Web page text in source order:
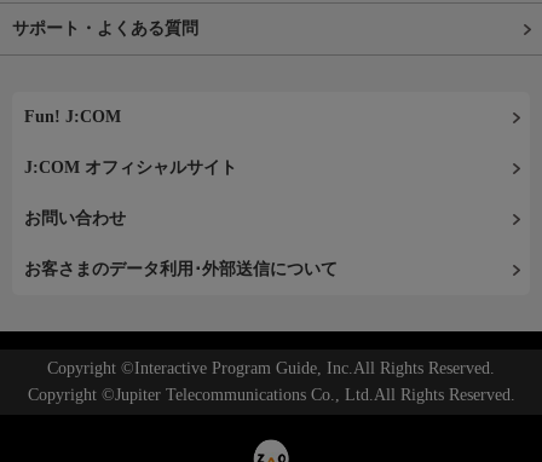
サポート・よくある質問
Fun! J:COM
J:COM オフィシャルサイト
お問い合わせ
お客さまのデータ利用･外部送信について
Copyright ©Interactive Program Guide, Inc.All Rights Reserved.
Copyright ©Jupiter Telecommunications Co., Ltd.All Rights Reserved.